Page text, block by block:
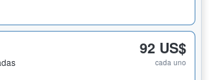
92 US$
cada uno